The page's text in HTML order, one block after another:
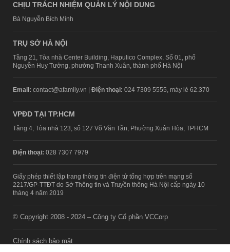
CHỊU TRÁCH NHIỆM QUẢN LÝ NỘI DUNG
Bà Nguyễn Bích Minh
TRỤ SỞ HÀ NỘI
Tầng 21, Tòa nhà Center Building, Hapulico Complex, Số 01, phố
Nguyễn Huy Tưởng, phường Thanh Xuân, thành phố Hà Nội
Email: contact@afamily.vn | Điện thoại: 024 7309 5555, máy lẻ 62.370
VPĐD TẠI TP.HCM
Tầng 4, Tòa nhà 123, số 127 Võ Văn Tần, Phường Xuân Hòa, TPHCM
Điện thoại: 028 7307 7979
Giấy phép thiết lập trang thông tin điện tử tổng hợp trên mạng số
2217/GP-TTĐT do Sở Thông tin và Truyền thông Hà Nội cấp ngày 10
tháng 4 năm 2019
© Copyright 2008 - 2024 – Công ty Cổ phần VCCorp
Chính sách bảo mật